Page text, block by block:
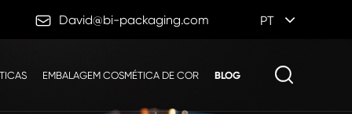
 David@bi-packaging.com PT
EMBALAGEM COSMÉTICA DE COR BLOG